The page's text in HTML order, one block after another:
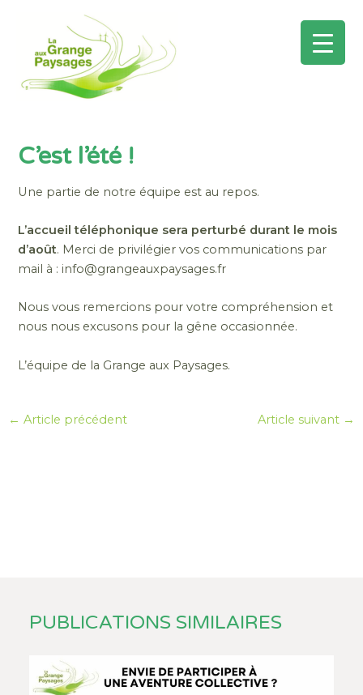
contenu
C’est l’été !
Une partie de notre équipe est au repos.
L’accueil téléphonique sera perturbé durant le mois
d’août. Merci de privilégier vos communications par
mail à : info@grangeauxpaysages.fr
Nous vous remercions pour votre compréhension et
nous nous excusons pour la gêne occasionnée.
L’équipe de la Grange aux Paysages.
Navigation
← Article précédent Article suivant →
PUBLICATIONS SIMILAIRES